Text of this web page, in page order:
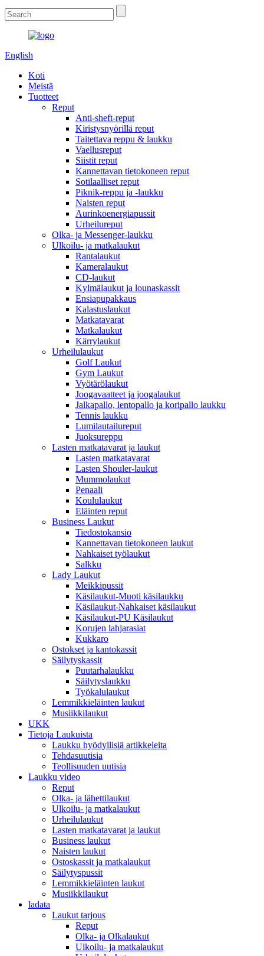
English
Koti
Meistä
Tuotteet
Reput
Anti-sheft-reput
Kiristysnyörillä reput
Taitettava reppu & laukku
Vaellusreput
Siistit reput
Kannettavan tietokoneen reput
Sotilaalliset reput
Piknik-reppu ja -laukku
Naisten reput
Aurinkoenergiapussit
Urheilureput
Olka- ja Messenger-laukku
Ulkoilu- ja matkalaukut
Rantalaukut
Kameralaukut
CD-laukut
Kylmälaukut ja lounaskassit
Ensiapupakkaus
Kalastuslaukut
Matkatavarat
Matkalaukut
Kärrylaukut
Urheilulaukut
Golf Laukut
Gym Laukut
Vyötärölaukut
Joogavaatteet ja joogalaukut
Jalkapallo, lentopallo ja koripallo laukku
Tennis laukku
Lumilautailureput
Juoksureppu
Lasten matkatavarat ja laukut
Lasten matkatavarat
Lasten Shouler-laukut
Mummolaukut
Penaali
Koululaukut
Eläinten reput
Business Laukut
Tiedostokansio
Kannettavan tietokoneen laukut
Nahkaiset työlaukut
Salkku
Lady Laukut
Meikkipussit
Käsilaukut-Muoti käsilaukku
Käsilaukut-Nahkaiset käsilaukut
Käsilaukut-PU Käsilaukut
Korujen lahjarasiat
Kukkaro
Ostokset ja kantokassit
Säilytyskassit
Puutarhalaukku
Säilytyslaukku
Työkalulaukut
Lemmikkieläinten laukut
Musiikkilaukut
UKK
Tietoja Laukuista
Laukku hyödyllisiä artikkeleita
Tehdasuutisia
Teollisuuden uutisia
Laukku video
Reput
Olka- ja lähettilaukut
Ulkoilu- ja matkalaukut
Urheilulaukut
Lasten matkatavarat ja laukut
Business laukut
Naisten laukut
Ostoskassit ja matkalaukut
Säilytyspussit
Lemmikkieläinten laukut
Musiikkilaukut
ladata
Laukut tarjous
Reput
Olka- ja Olkalaukut
Ulkoilu- ja matkalaukut